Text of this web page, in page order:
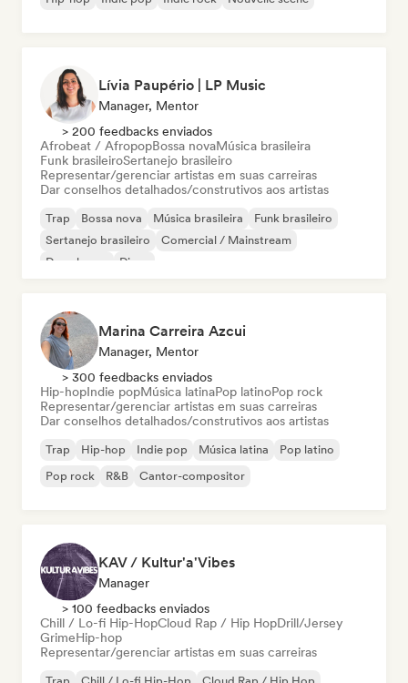
Lívia Paupério | LP Music
Manager, Mentor
> 200 feedbacks enviados
Afrobeat / AfropopBossa novaMúsica brasileira
Funk brasileiroSertanejo brasileiro
Representar/gerenciar artistas em suas carreiras
Dar conselhos detalhados/construtivos aos artistas
Trap Bossa nova Música brasileira
Funk brasileiro
Sertanejo brasileiro
Comercial / Mainstream
Deep house
Disco
Marina Carreira Azcui
Manager, Mentor
> 300 feedbacks enviados
Hip-hopIndie popMúsica latinaPop latinoPop rock
Representar/gerenciar artistas em suas carreiras
Dar conselhos detalhados/construtivos aos artistas
Trap Hip-hop Indie pop Música latina
Pop latino
Pop rock
R&B Cantor-compositor
KAV / Kultur'a'Vibes
Manager
> 100 feedbacks enviados
Chill / Lo-fi Hip-HopCloud Rap / Hip HopDrill/Jersey
GrimeHip-hop
Representar/gerenciar artistas em suas carreiras